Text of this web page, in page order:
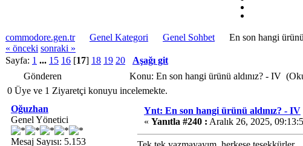
commodore.gen.tr Genel Kategori Genel Sohbet
En son hangi
« önceki sonraki »
Sayfa: 1 ... 15 16 [17] 18 19 20
Aşağı git
Gönderen
Konu: En son hangi ürünü aldınız? - IV
0 Üye ve 1 Ziyaretçi konuyu incelemekte.
Oğuzhan
Genel Yönetici
Mesaj Sayısı: 5.153
Ynt: En son hangi ürünü aldınız? - IV
« Yanıtla #240 : Aralık 26, 2025,